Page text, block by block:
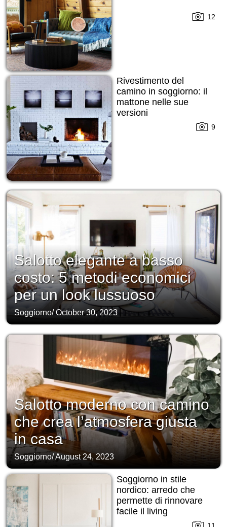
12
Rivestimento del
camino in soggiorno: il
mattone nelle sue
versioni
9
Salotto elegante a basso
costo: 5 metodi economici
per un look lussuoso
Soggiorno/October 30, 2023
Salotto moderno con camino
che crea l’atmosfera giusta
in casa
Soggiorno/August 24, 2023
Soggiorno in stile
nordico: arredo che
permette di rinnovare
facile il living